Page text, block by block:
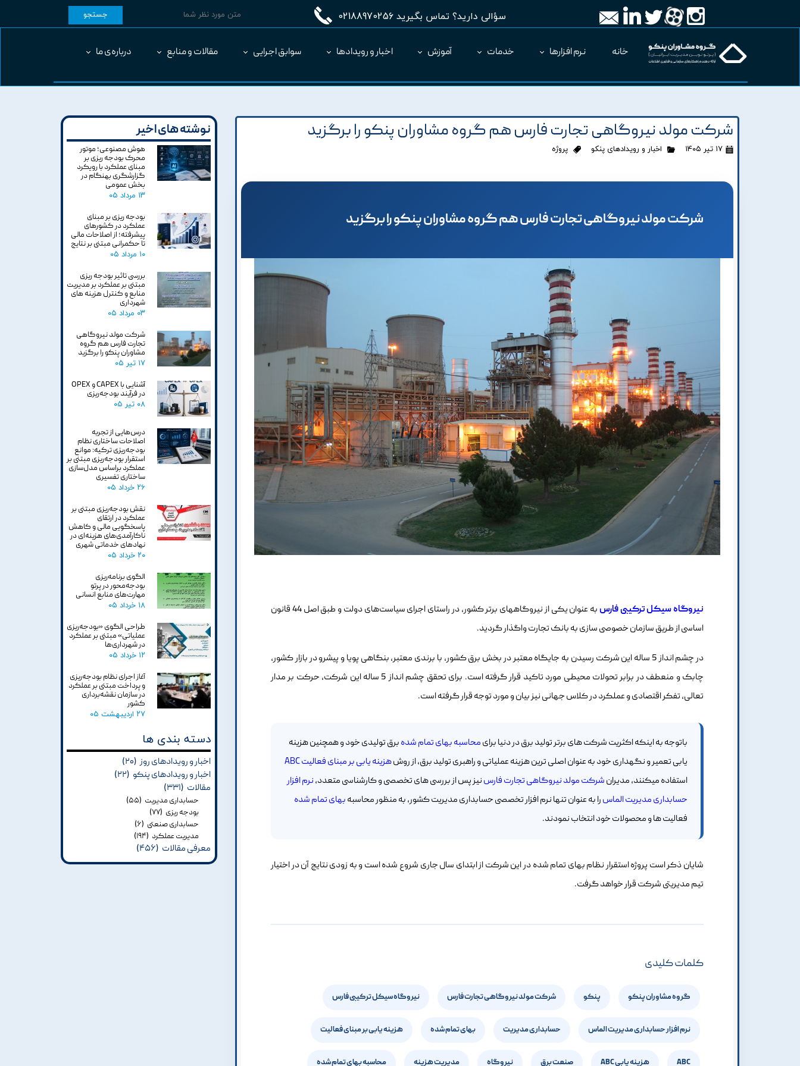
سؤالی دارید؟ تماس بگیرید 02188970256 جستجو
خانه نرم افزارها خدمات آموزش اخبار و رویدادها سوابق اجرایی مقالات و منابع درباره‌ی ما
شرکت مولد نیروگاهی تجارت فارس هم گروه مشاوران پنکو را برگزید
۱۷ تیر ۱۴۰۵ اخبار و رویدادهای پنکو پروژه
شرکت مولد نیروگاهی تجارت فارس هم گروه مشاوران پنکو را برگزید
نیروگاه سیکل ترکیبی فارس
به عنوان یکی از نیروگاههای برتر کشور، در راستای اجرای سیاست‌های دولت و طبق اصل 44 قانون
اساسی از طریق سازمان خصوصی سازی به بانک تجارت واگذار گردید.
در چشم انداز 5 ساله این شرکت رسیدن به جایگاه معتبر در بخش برق کشور، با برندی معتبر، بنگاهی پویا و پیشرو در بازار کشور،
چابک و منعطف در برابر تحولات محیطی مورد تاکید قرار گرفته است. برای تحقق چشم انداز 5 ساله این شرکت، حرکت بر مدار
تعالی، تفکر اقتصادی و عملکرد در کلاس جهانی نیز بیان و مورد توجه قرار گرفته است.
باتوجه به اینکه اکثریت شرکت های برتر تولید برق در دنیا برایمحاسبه بهای تمام شدهبرق تولیدی خود و همچنین هزینه
یابی تعمیر و نگهداری خود به عنوان اصلی ترین هزینه عملیاتی و راهبری تولید برق، از روشهزینه یابی بر مبنای فعالیت ABC
استفاده میکنند، مدیرانشرکت مولد نیروگاهی تجارت فارسنیز پس از بررسی های تخصصی و کارشناسی متعدد،نرم افزار
حسابداری مدیریت الماسرا به عنوان تنها نرم افزار تخصصی حسابداری مدیریت کشور، به منظور محاسبهبهای تمام شده
فعالیت ها و محصولات خود انتخاب نمودند.
شایان ذکر است پروژه استقرار نظام بهای تمام شده در این شرکت از ابتدای سال جاری شروع شده است و به زودی نتایج آن در اختیار
تیم مدیریتی شرکت قرار خواهد گرفت.
کلمات کلیدی
گروه مشاوران پنکو پنکو شرکت مولد نیروگاهی تجارت فارس نیروگاه سیکل ترکیبی فارس
نرم افزار حسابداری مدیریت الماس حسابداری مدیریت بهای تمام شده هزینه یابی بر مبنای فعالیت
ABC هزینه یابی ABC صنعت برق نیروگاه مدیریت هزینه محاسبه بهای تمام شده
نوشته های اخیر
هوش مصنوعی؛ موتور
محرک بودجه ریزی بر
مبنای عملکرد با رویکرد
گزارشگری بهنگام در
بخش عمومی
۱۳ مرداد ۰۵
بودجه ریزی بر مبنای
عملکرد در کشورهای
پیشرفته؛ از اصلاحات مالی
تا حکمرانی مبتنی بر نتایج
۱۰ مرداد ۰۵
بررسی تاثیر بودجه ریزی
مبتنی بر عملکرد بر مدیریت
منابع و کنترل هزینه های
شهرداری
۰۳ مرداد ۰۵
شرکت مولد نیروگاهی
تجارت فارس هم گروه
مشاوران پنکو را برگزید
۱۷ تیر ۰۵
آشنایی با CAPEX و OPEX
در فرآیند بودجه‌ریزی
۰۸ تیر ۰۵
درس‌هایی از تجربه
اصلاحات ساختاری نظام
بودجه‌ریزی ترکیه: موانع
استقرار بودجه‌ریزی مبتنی بر
عملکرد براساس مدل‌سازی
ساختاری تفسیری
۲۶ خرداد ۰۵
نقش بودجه‌ریزی مبتنی بر
عملکرد در ارتقای
پاسخگویی مالی و کاهش
ناکارآمدی‌های هزینه‌ای در
نهادهای خدماتی شهری
۲۰ خرداد ۰۵
الگوی برنامه‌ریزی
بودجه‌محور در پرتو
مهارت‌های منابع انسانی
۱۸ خرداد ۰۵
طراحی الگوی «بودجه‌ریزی
عملیاتی» مبتنی بر عملکرد
در شهرداری‌ها
۱۲ خرداد ۰۵
آغاز اجرای نظام بودجه‌ریزی
و پرداخت مبتنی بر عملکرد
در سازمان نقشه‌برداری
کشور
۲۷ اردیبهشت ۰۵
دسته بندی ها
اخبار و رویدادهای روز (۲۰)
اخبار و رویدادهای پنکو (۲۲)
مقالات (۳۳۱)
حسابداری مدیریت (۵۵)
بودجه ریزی (۷۷)
حسابداری صنعتی (۶)
مدیریت عملکرد (۱۹۴)
معرفی مقالات (۴۵۶)